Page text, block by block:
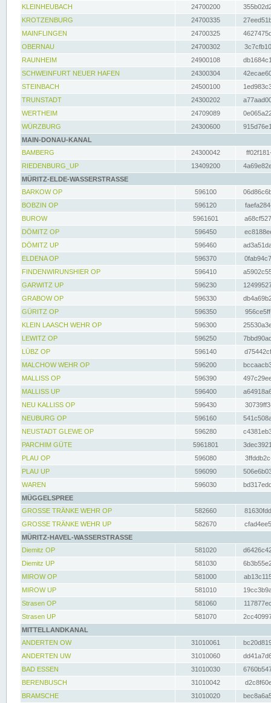
KLEINHEUBACH 24700200
KROTZENBURG
24700335
MAINFLINGEN
24700325
OBERNAU
24700302
RAUNHEIM
24900108
SCHWEINFURT NEUER HAFEN
24300304
STEINBACH
24500100
TRUNSTADT
24300202
WERTHEIM
24709089
WÜRZBURG
24300600
MAIN-DONAU-KANAL
BAMBERG
24300042
RIEDENBURG_UP
13409200
MÜRITZ-ELDE-WASSERSTRASSE
BARKOW OP
596100
BOBZIN OP
596120
BUROW
5961601
DÖMITZ OP
596450
DÖMITZ UP
596460
ELDENA OP
596370
FINDENWIRUNSHIER OP
596410
GARWITZ UP
596230
GRABOW OP
596330
GÜRITZ OP
596350
KLEIN LAASCH WEHR OP
596300
LEWITZ OP
596250
LÜBZ OP
596140
MALCHOW WEHR OP
596200
MALLISS OP
596390
MALLISS UP
596400
NEU KALLISS OP
596430
NEUBURG OP
596160
NEUSTADT GLEWE OP
596280
PARCHIM GÜTE
5961801
PLAU OP
596080
PLAU UP
596090
WAREN
596030
MÜGGELSPREE
GROSSE TRÄNKE WEHR OP
582660
GROSSE TRÄNKE WEHR UP
582670
MÜRITZ-HAVEL-WASSERSTRASSE
Diemitz OP
581020
Diemitz UP
581030
MIROW OP
581000
MIROW UP
581010
Strasen OP
581060
Strasen UP
581070
MITTELLANDKANAL
ANDERTEN OW
31010061
ANDERTEN UW
31010060
BAD ESSEN
31010030
BERENBUSCH
31010042
BRAMSCHE
31010020